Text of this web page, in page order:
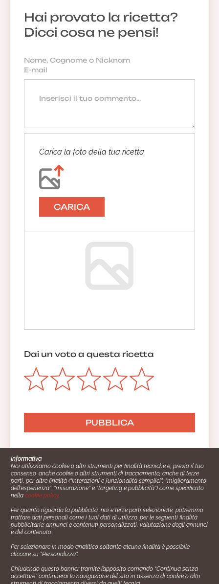
Hai provato la ricetta?
Dicci cosa ne pensi!
Carica la foto della tua ricetta
CARICA
Dai un voto a questa ricetta
Cucinare.it è un marchio commerciale di Impiego24.it s.r.l.
copyright 2014 - 2024 P.IVA: 03406490130
Azienda certiﬁcata ISO 27001 numero: SNR 73140386/89/I
- Azienda certiﬁcata ISO 9001 numero: SNR
Gestione consensi e categorie merceologiche marketing
Informativa
Noi utilizziamo cookie o altri strumenti per finalità tecniche e, previo il tuo
consenso, anche cookie o altri strumenti di tracciamento, anche di terze
parti, per altre finalità (“interazioni e funzionalità semplici”, “miglioramento
dell'esperienza”, “misurazione” e “targeting e pubblicità”) come specificato
nellacookie policy.
Per quanto riguarda la pubblicità, noi e terze parti selezionate, potremmo
trattare dati personali come i tuoi dati di utilizzo, per le seguenti finalità
pubblicitarie: annunci e contenuti personalizzati, valutazione degli annunci
e del contenuto.
Per selezionare in modo analitico soltanto alcune finalità è possibile
cliccare su “Personalizza”.
Chiudendo questo banner tramite l’apposito comando “Continua senza
accettare” continuerai la navigazione del sito in assenza di cookie o altri